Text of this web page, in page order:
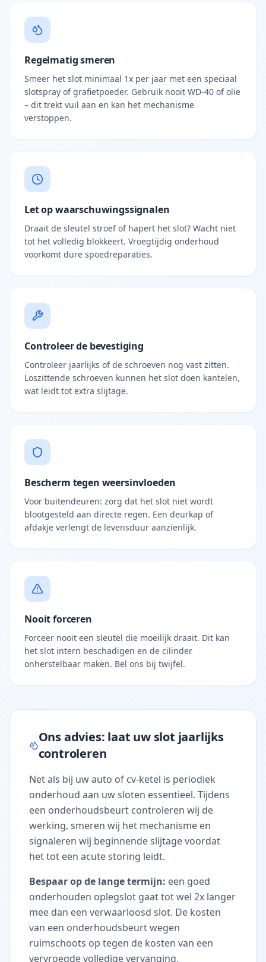
Regelmatig smeren
Smeer het slot minimaal 1x per jaar met een speciaal
slotspray of grafietpoeder. Gebruik nooit WD-40 of olie
– dit trekt vuil aan en kan het mechanisme
verstoppen.
Let op waarschuwingssignalen
Draait de sleutel stroef of hapert het slot? Wacht niet
tot het volledig blokkeert. Vroegtijdig onderhoud
voorkomt dure spoedreparaties.
Controleer de bevestiging
Controleer jaarlijks of de schroeven nog vast zitten.
Loszittende schroeven kunnen het slot doen kantelen,
wat leidt tot extra slijtage.
Bescherm tegen weersinvloeden
Voor buitendeuren: zorg dat het slot niet wordt
blootgesteld aan directe regen. Een deurkap of
afdakje verlengt de levensduur aanzienlijk.
Nooit forceren
Forceer nooit een sleutel die moeilijk draait. Dit kan
het slot intern beschadigen en de cilinder
onherstelbaar maken. Bel ons bij twijfel.
Ons advies: laat uw slot jaarlijks
controleren
Net als bij uw auto of cv-ketel is periodiek
onderhoud aan uw sloten essentieel. Tijdens
een onderhoudsbeurt controleren wij de
werking, smeren wij het mechanisme en
signaleren wij beginnende slijtage voordat
het tot een acute storing leidt.
Bespaar op de lange termijn: een goed
onderhouden oplegslot gaat tot wel 2x langer
mee dan een verwaarloosd slot. De kosten
van een onderhoudsbeurt wegen
ruimschoots op tegen de kosten van een
vervroegde volledige vervanging.